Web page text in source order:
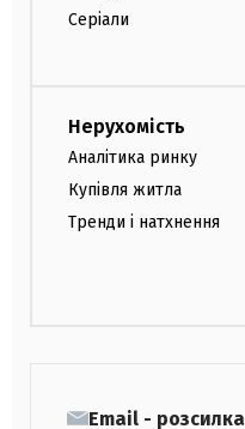
Серіали
Нерухомість
Аналітика ринку
Купівля житла
Тренди і натхнення
Email - розсилка